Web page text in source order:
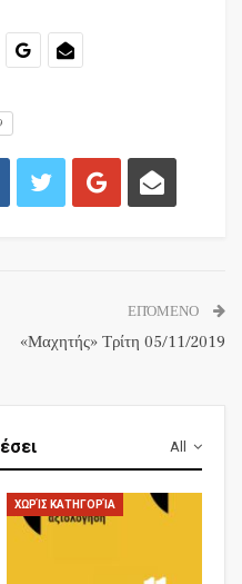
ΕΠΌΜΕΝΟ
«Μαχητής» Τρίτη 05/11/2019
All
ΧΩΡΊΣ ΚΑΤΗΓΟΡΊΑ